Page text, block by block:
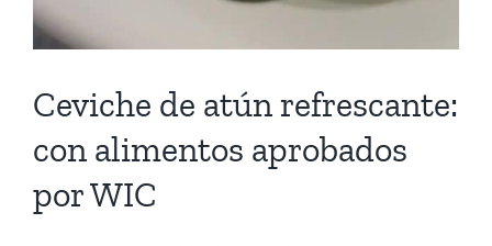
Ceviche de atún refrescante:
con alimentos aprobados
por WIC